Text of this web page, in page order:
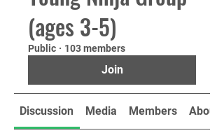
(ages 3-5)
Public · 103 members
Join
Discussion Media Members About